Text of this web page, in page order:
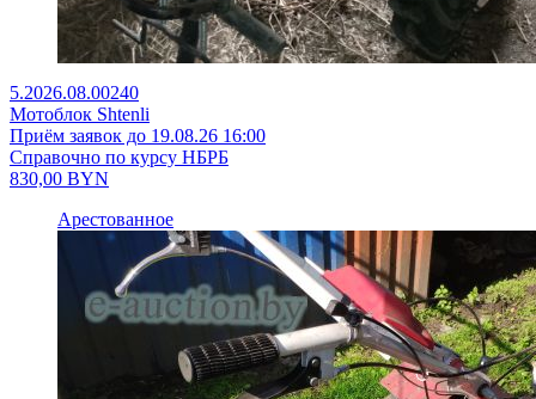
5.2026.08.00240
Мотоблок Shtenli
Приём заявок до 19.08.26 16:00
Справочно по курсу НБРБ
830,00 BYN
Арестованное